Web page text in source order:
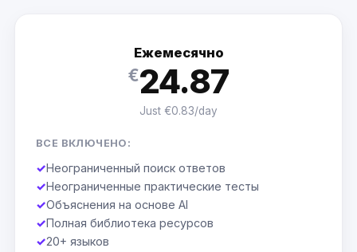
Ежемесячно
€24.87
Just €0.83/day
ВСЕ ВКЛЮЧЕНО:
✓Неограниченный поиск ответов
✓Неограниченные практические тесты
✓Объяснения на основе AI
✓Полная библиотека ресурсов
✓20+ языков